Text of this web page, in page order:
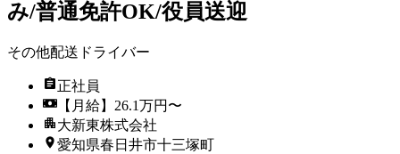
み/普通免許OK/役員送迎
その他配送ドライバー
正社員
【月給】26.1万円〜
大新東株式会社
愛知県春日井市十三塚町